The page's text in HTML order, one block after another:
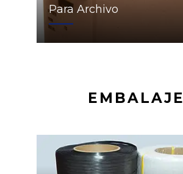
Para Archivo
EMBALAJE